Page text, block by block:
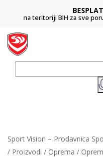
Platite karticom online i
Sport Vision – Prodavnica
Proizvodi
Oprema